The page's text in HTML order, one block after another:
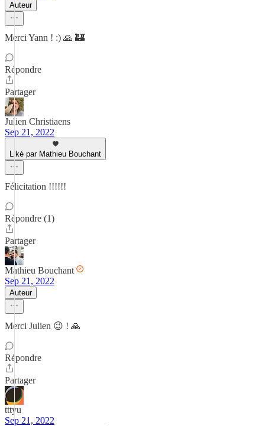
Auteur
Merci Yann ! :) 🙏 🏰
Répondre
Partager
Julien Christiaens
Sep 21, 2022
Liké par Mathieu Bouchant
Félicitation !!!!!!
Répondre (1)
Partager
Mathieu Bouchant
Sep 21, 2022
Auteur
Merci Julien 😉 ! 🙏
Répondre
Partager
tttyu
Sep 21, 2022